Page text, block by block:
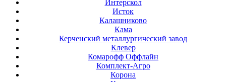
Интерскол
Исток
Калашниково
Кама
Керченский металлургический завод
Клевер
Комарофф Оффлайн
Комплект-Агро
Корона